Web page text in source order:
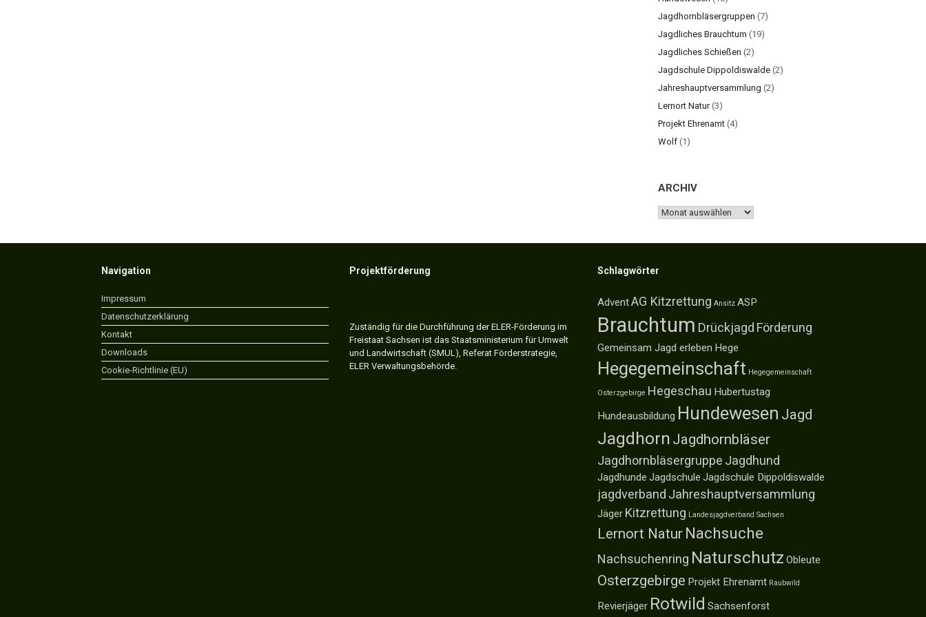
Jagdhornbläsergruppen (7)
Jagdliches Brauchtum (19)
Jagdliches Schießen (2)
Jagdschule Dippoldiswalde (2)
Jahreshauptversammlung (2)
Lernort Natur(3)
Projekt Ehrenamt (4)
Wolf (1)
ARCHIV
ARCHIV
Navigation
Impressum
Datenschutzerklärung
Kontakt
Downloads
Cookie-Richtlinie (EU)
Projektförderung
Zuständig für die Durchführung der ELER-Förderung im
Freistaat Sachsen ist das Staatsministerium für Umwelt
und Landwirtschaft (SMUL), Referat Förderstrategie,
ELER Verwaltungsbehörde.
Schlagwörter
AdventAG Kitzrettung Ansitz ASP
Brauchtum Drückjagd Förderung
Gemeinsam Jagd erleben Hege
Hegegemeinschaft Hegegemeinschaft
Osterzgebirge Hegeschau Hubertustag
Hundeausbildung Hundewesen Jagd
Jagdhorn Jagdhornbläser
Jagdhornbläsergruppe Jagdhund
Jagdhunde Jagdschule Jagdschule Dippoldiswalde
jagdverband Jahreshauptversammlung
Jäger Kitzrettung Landesjagdverband Sachsen
Lernort Natur Nachsuche
Nachsuchenring Naturschutz Obleute
Osterzgebirge Projekt Ehrenamt Raubwild
Revierjäger Rotwild Sachsenforst